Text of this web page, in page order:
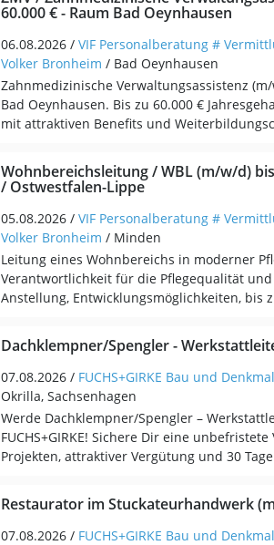
60.000 € - Raum Bad Oeynhausen
06.08.2026 / VIF Personalberatung #
Volker Bronheim / Bad Oeynhausen
Zahnmedizinische Verwaltungsassistenz
Bad Oeynhausen. Bis zu 60.000 €
mit attraktiven Benefits und
Wohnbereichsleitung / WBL (m/w/d)
/ Ostwestfalen-Lippe
05.08.2026 / VIF Personalberatung #
Volker Bronheim / Minden
Leitung eines Wohnbereichs in moderner
Verantwortlichkeit für die Pflegequalität
Anstellung, Entwicklungsmöglichkeiten, bis
Dachklempner/Spengler -
07.08.2026 / FUCHS+GIRKE Bau und
Okrilla, Sachsenhagen
Werde Dachklempner/Spengler –
FUCHS+GIRKE! Sichere Dir eine
Projekten, attraktiver Vergütung und 30
Restaurator im Stuckateurhandwerk
07.08.2026 / FUCHS+GIRKE Bau und